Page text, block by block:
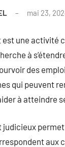
mai 23,
une activité
à
des
qui peuvent
à atteindre
aux